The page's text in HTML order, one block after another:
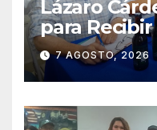
Lázaro
para
Costa de
7 AGOSTO, 2026